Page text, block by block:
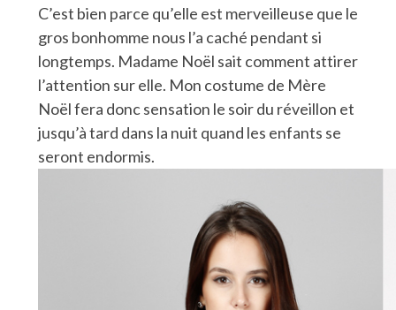
C’est bien parce qu’elle est merveilleuse que le
gros bonhomme nous l’a caché pendant si
longtemps. Madame Noël sait comment attirer
l’attention sur elle. Mon costume de Mère
Noël fera donc sensation le soir du réveillon et
jusqu’à tard dans la nuit quand les enfants se
seront endormis.